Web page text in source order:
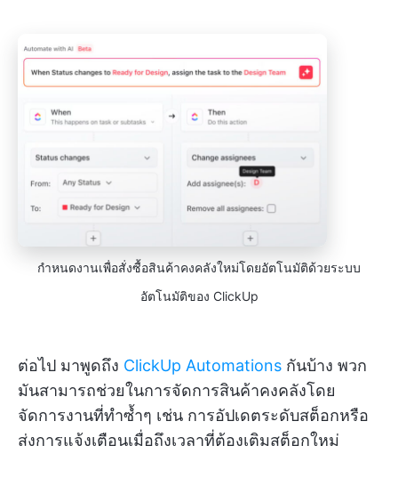
กำหนดงานเพื่อสั่งซื้อสินค้าคงคลังใหม่โดยอัตโนมัติด้วยระบบ
อัตโนมัติของ ClickUp
ต่อไป มาพูดถึง ClickUp Automations กันบ้าง พวก
มันสามารถช่วยในการจัดการสินค้าคงคลังโดย
จัดการงานที่ทำซ้ำๆ เช่น การอัปเดตระดับสต็อกหรือ
ส่งการแจ้งเตือนเมื่อถึงเวลาที่ต้องเติมสต็อกใหม่